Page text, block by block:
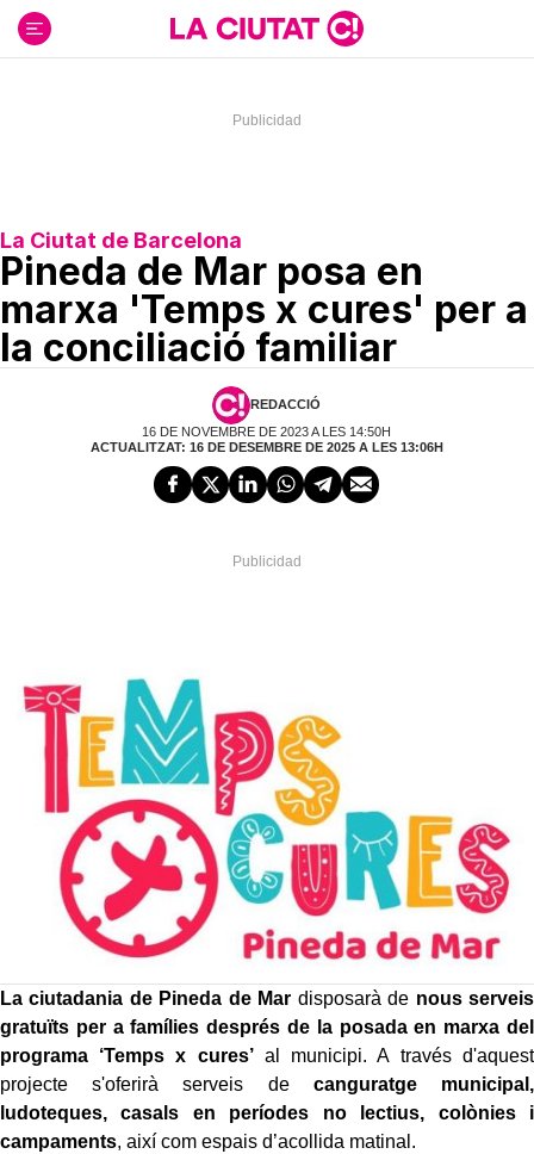
contenido
La Ciutat de Barcelona
Pineda de Mar posa en
marxa 'Temps x cures' per a
la conciliació familiar
REDACCIÓ
16 DE NOVEMBRE DE 2023 A LES 14:50H
ACTUALITZAT: 16 DE DESEMBRE DE 2025 A LES 13:06H
La ciutadania de Pineda de Mar disposarà de nous serveis
gratuïts per a famílies després de la posada en marxa del
programa ‘Temps x cures’al municipi. A través d'aquest
projecte s'oferirà serveis de canguratge municipal,
ludoteques, casals en períodes no lectius, colònies i
campaments, així com espais d’acollida matinal.